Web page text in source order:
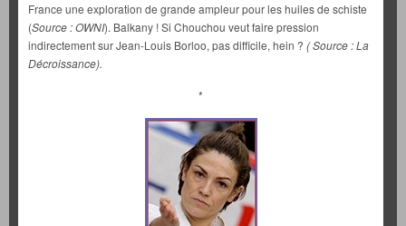
France une exploration de grande ampleur pour les huiles de schiste
(Source : OWNI). Balkany ! Si Chouchou veut faire pression
indirectement sur Jean-Louis Borloo, pas difficile, hein ? ( Source : La
Décroissance).
*